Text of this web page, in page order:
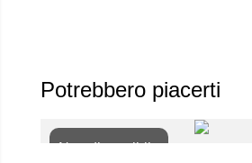
Potrebbero piacerti
Non disponibile